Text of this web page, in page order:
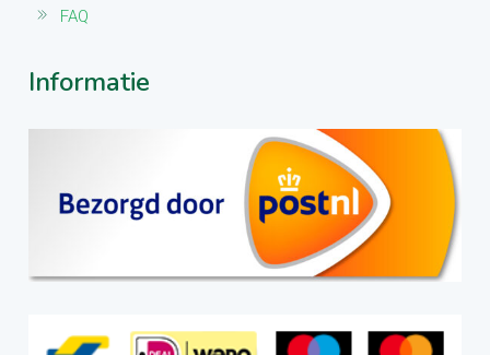
FAQ
Informatie